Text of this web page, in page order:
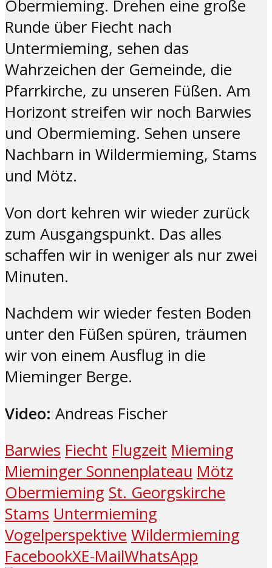
Obermieming. Drehen eine große
Runde über Fiecht nach
Untermieming, sehen das
Wahrzeichen der Gemeinde, die
Pfarrkirche, zu unseren Füßen. Am
Horizont streifen wir noch Barwies
und Obermieming. Sehen unsere
Nachbarn in Wildermieming, Stams
und Mötz.
Von dort kehren wir wieder zurück
zum Ausgangspunkt. Das alles
schaffen wir in weniger als nur zwei
Minuten.
Nachdem wir wieder festen Boden
unter den Füßen spüren, träumen
wir von einem Ausflug in die
Mieminger Berge.
Video: Andreas Fischer
Barwies Fiecht Flugzeit Mieming
Mieminger Sonnenplateau Mötz
Obermieming St. Georgskirche
Stams Untermieming
Vogelperspektive Wildermieming
FacebookXE-MailWhatsApp